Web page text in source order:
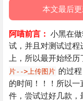
本文最后更
阿喵前言： 小黑在
试，并且对测试过程
上，所以最开始经历
片-->上传图片 的过
的时间！！！所以
件，尝试过好几款，